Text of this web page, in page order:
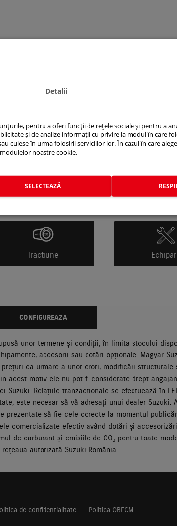
Detalii
pentru a oferi funcții de rețele sociale și pentru a
și de analize informații cu privire la modul în care
culese în urma folosirii serviciilor lor. În cazul în care
noastre cookie.
SELECTEAZĂ
CONFIGUREAZA
unor termene și condiții, în limita stocului
accesorii sau dotări opționale. Magyar
ca urmare a unor erori, modificări structurale
acest motiv ele nu pot fi considerate drept
Suzuki. Relațiile tranzacționale se efectuează în
este necesar să vă adresați unui dealer Suzuki.
să fie cele corecte la momentul
comercializate efectiv având dotări și
de carburant și emisiile de CO₂ pentru toate
autorizată Suzuki România.
de confidentialitate Politica OBFCM